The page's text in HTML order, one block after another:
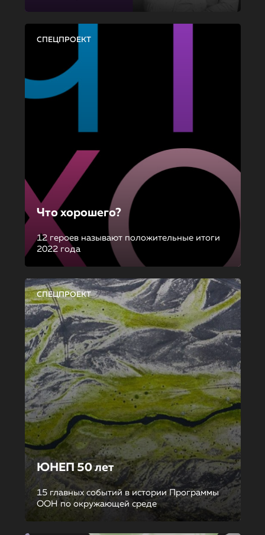
СПЕЦПРОЕКТ
Что хорошего?
12 героев называют положительные итоги
2022 года
СПЕЦПРОЕКТ
ЮНЕП 50 лет
15 главных событий в истории Программы
ООН по окружающей среде